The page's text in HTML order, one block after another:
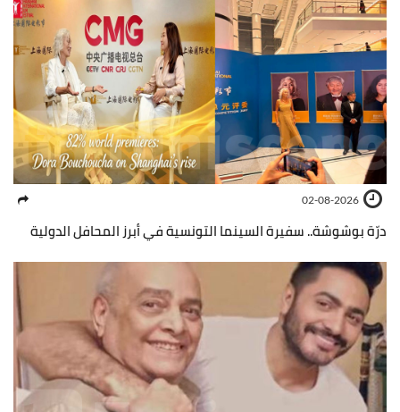
02-08-2026
درّة بوشوشة.. سفيرة السينما التونسية في أبرز المحافل الدولية